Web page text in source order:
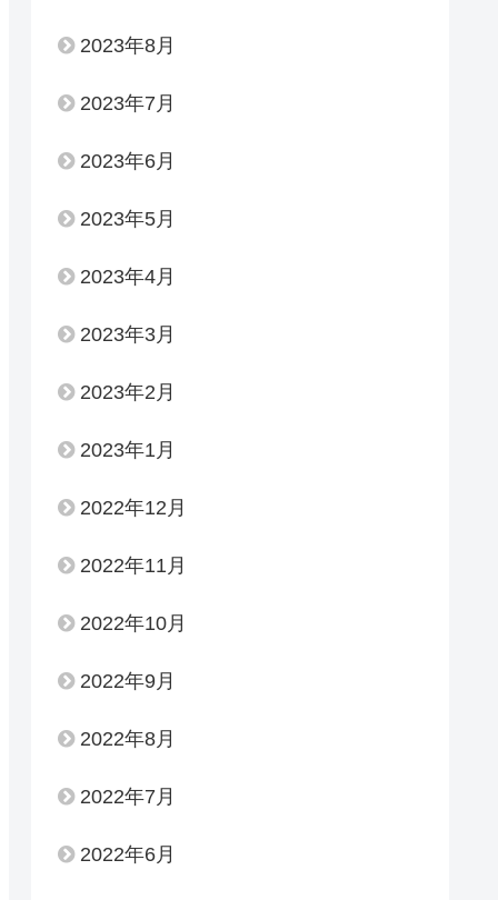
2023年8月
2023年7月
2023年6月
2023年5月
2023年4月
2023年3月
2023年2月
2023年1月
2022年12月
2022年11月
2022年10月
2022年9月
2022年8月
2022年7月
2022年6月